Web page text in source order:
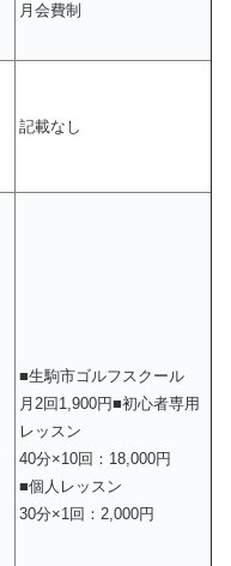
月会費制
記載なし
■生駒市ゴルフスクール
月2回1,900円■初心者専用
レッスン
40分×10回：18,000円
■個人レッスン
30分×1回：2,000円